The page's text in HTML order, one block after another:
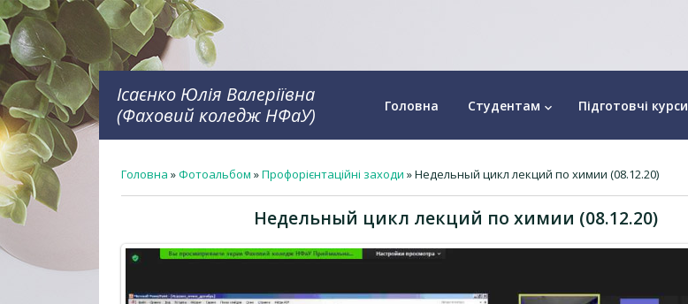
Ісаєнко Юлія Валеріївна
(Фаховий коледж НФаУ)
Головна Студентам keyboard_arrow_down Підготовчі курси
Головна »Фотоальбом »Профорієнтаційні заходи » Недельный цикл лекций по химии (08.12.20)
Недельный цикл лекций по химии (08.12.20)